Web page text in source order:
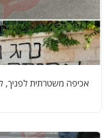
אכיפה משטרתית לפניך,